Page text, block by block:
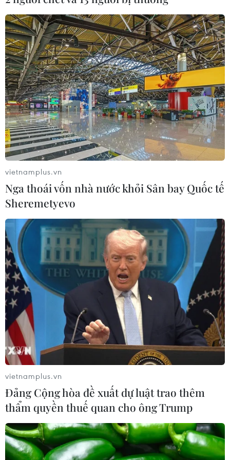
Những mẫu ôtô “bom tấn” sắp cập bến thị
trường Việt Nam trong năm 2020
10/04/2020 03:34
Sự lột xác của KIA Sorento 2021, phiên bản remake của
Honda City hay gương mặt mới từ hãng xe Mercedes
Benz,... tất cả sẽ khiến "thị trường bốn bánh" Việt trong
năm nay trở nên sôi động hơn rất nhiều.
vietnamplus.vn
Nga thoái vốn nhà nước khỏi Sân bay Quốc tế
Sheremetyevo
vietnamplus.vn
Đảng Cộng hòa đề xuất dự luật trao thêm
thẩm quyền thuế quan cho ông Trump